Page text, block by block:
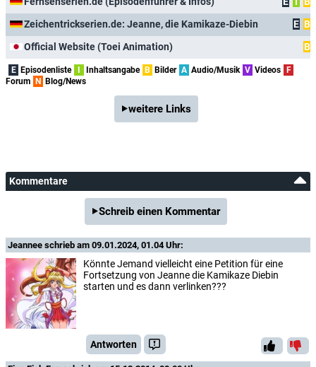
Zeichentrickserien.de: Jeanne, die Kamikaze-Diebin
E B
Official Website (Toei Animation)
B
E Episodenliste I Inhaltsangabe B Bilder A Audio/Musik V Videos F
Forum N Blog/News
weitere Links
Kommentare
Schreib einen Kommentar
Jeannee schrieb am 09.01.2024, 01.04 Uhr:
Könnte Jemand vielleicht eine Petition für eine
Fortsetzung von Jeanne die Kamikaze Diebin
starten und es dann verlinken???
Antworten